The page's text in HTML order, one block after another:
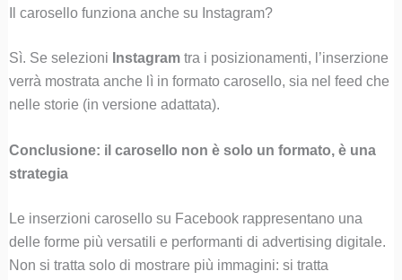
Il carosello funziona anche su Instagram?
Sì. Se selezioni Instagramtra i posizionamenti, l’inserzione
verrà mostrata anche lì in formato carosello, sia nel feed che
nelle storie (in versione adattata).
Conclusione: il carosello non è solo un formato, è una
strategia
Le inserzioni carosello su Facebook rappresentano una
delle forme più versatili e performanti di advertising digitale.
Non si tratta solo di mostrare più immagini: si tratta